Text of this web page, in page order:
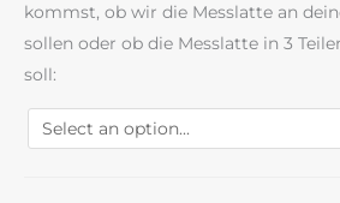
kommst, ob wir die Messlatte an
sollen oder ob die Messlatte in 3
soll: